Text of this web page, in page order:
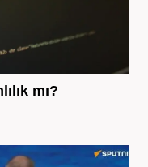
mı?